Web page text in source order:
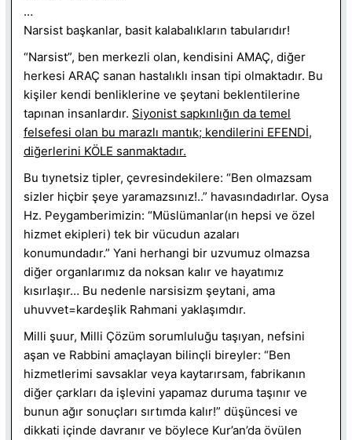
…
Narsist başkanlar, basit kalabalıkların tabularıdır!
“Narsist”, ben merkezli olan, kendisini AMAÇ, diğer
herkesi ARAÇ sanan hastalıklı insan tipi olmaktadır. Bu
kişiler kendi benliklerine ve şeytani beklentilerine
tapınan insanlardır. Siyonist sapkınlığın da temel
felsefesi olan bu marazlı mantık; kendilerini EFENDİ,
diğerlerini KÖLE sanmaktadır.
Bu tıynetsiz tipler, çevresindekilere: “Ben olmazsam
sizler hiçbir şeye yaramazsınız!..” havasındadırlar. Oysa
Hz. Peygamberimizin: “Müslümanlar(ın hepsi ve özel
hizmet ekipleri) tek bir vücudun azaları
konumundadır.” Yani herhangi bir uzvumuz olmazsa
diğer organlarımız da noksan kalır ve hayatımız
kısırlaşır… Bu nedenle narsisizm şeytani, ama
uhuvvet=kardeşlik Rahmani yaklaşımdır.
Milli şuur, Milli Çözüm sorumluluğu taşıyan, nefsini
aşan ve Rabbini amaçlayan bilinçli bireyler: “Ben
hizmetlerimi savsaklar veya kaytarırsam, fabrikanın
diğer çarkları da işlevini yapamaz duruma taşınır ve
bunun ağır sonuçları sırtımda kalır!” düşüncesi ve
dikkati içinde davranır ve böylece Kur’an’da övülen